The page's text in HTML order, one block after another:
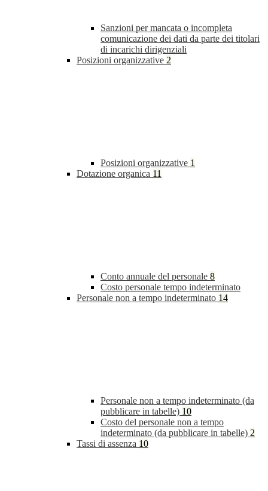
Sanzioni per mancata o incompleta
comunicazione dei dati da parte dei titolari
di incarichi dirigenziali
Posizioni organizzative 2
Posizioni organizzative 1
Dotazione organica 11
Conto annuale del personale 8
Costo personale tempo indeterminato
Personale non a tempo indeterminato 14
Personale non a tempo indeterminato (da
pubblicare in tabelle) 10
Costo del personale non a tempo
indeterminato (da pubblicare in tabelle) 2
Tassi di assenza 10